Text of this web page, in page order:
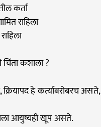
कर्ता
राहिला
चिंता कशाला ?
क्रियापद हे कर्त्याबरोबरच असते,
आयुष्यही खूप असते.